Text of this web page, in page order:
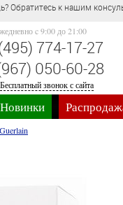
к нашим консультантам
c 9:00 до 21:00
774-17-27
050-60-28
Бесплатный звонок с сайта
Новинки
Guerlain